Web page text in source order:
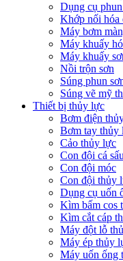
Dụng cụ
Khớp nối hóa
Máy bơm
Máy khuấy
Máy khuấy
Nồi trộn sơn
Súng phun
Súng vẽ mỹ
Thiết bị thủy lực
Bơm điện
Bơm tay thủy
Cảo thủy lực
Con đội cá sấu
Con đội móc
Con đội thủy
Dụng cụ uốn
Kìm bấm cos
Kìm cắt cáp
Máy đột lỗ
Máy ép thủy
Máy uốn ống